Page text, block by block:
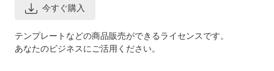
今すぐ購入
テンプレートなどの商品販売ができるライセンスです。
あなたのビジネスにご活用ください。